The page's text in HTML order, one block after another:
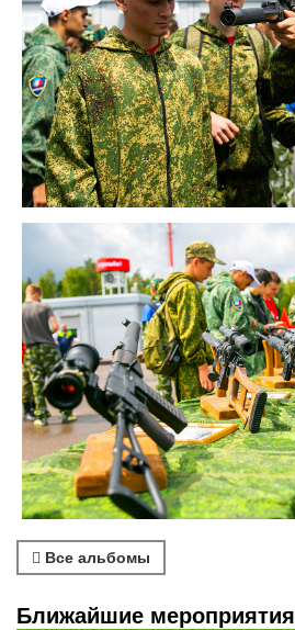
Все альбомы
Ближайшие мероприятия